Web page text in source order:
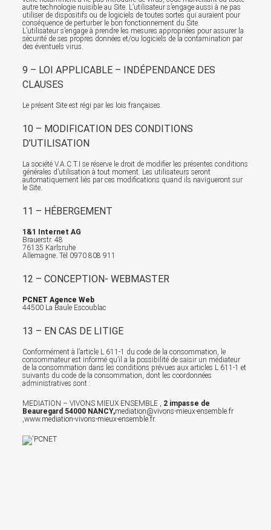
autre technologie nuisible au Site. L’utilisateur s’engage aussi à ne pas
utiliser de dispositifs ou de logiciels de toutes sortes qui auraient pour
conséquence de perturber le bon fonctionnement du Site.
L’utilisateur s’engage à prendre les mesures appropriées pour assurer la
sécurité de ses propres données et/ou logiciels de la contamination par
des éventuels virus.
9 – LOI APPLICABLE – INDÉPENDANCE DES
CLAUSES
Le présent Site est régi par les lois françaises.
10 – MODIFICATION DES CONDITIONS
D’UTILISATION
La société V.A.C.T.I se réserve le droit de modifier les présentes conditions
générales d’utilisation à tout moment. Les utilisateurs seront
automatiquement liés par ces modifications quand ils navigueront sur
le Site.
11 – HÉBERGEMENT
1&1 Internet AG
Brauerstr. 48
76135 Karlsruhe
Allemagne. Tél 0970 808 911
12 – CONCEPTION- WEBMASTER
PCNET Agence Web
44500 La Baule Escoublac
13 – EN CAS DE LITIGE
Conformément à l’article L 611-1 du code de la consommation, le
consommateur est informé qu’il a la possibilité de saisir un médiateur
de la consommation dans les conditions prévues aux articles L 611-1 et
suivants du code de la consommation, dont les coordonnées
administratives sont :
MEDIATION – VIVONS MIEUX ENSEMBLE , 2 impasse de
Beauregard 54000 NANCY,mediation@vivons-mieux-ensemble.fr
,www.mediation-vivons-mieux-ensemble.fr.